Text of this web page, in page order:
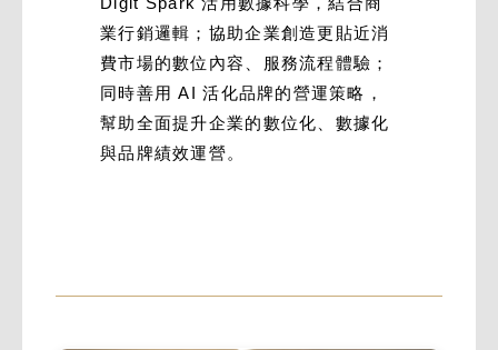
業行銷邏輯；協助企業創造更貼近消
費市場的數位內容、服務流程體驗；
同時善用 AI 活化品牌的營運策略，
幫助全面提升企業的數位化、數據化
與品牌績效運營。